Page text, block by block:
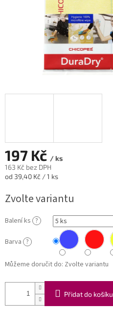
197 Kč / ks
163 Kč bez DPH
Měrná
od 39,40 Kč / 1 ks
Zvolte variantu
Balení ks ?
Barva ?
Můžeme doručit do: Zvolte variantu
Přidat do košíku